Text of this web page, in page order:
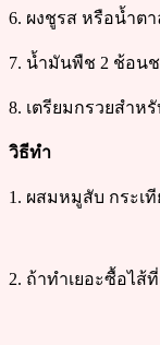
6. ผงชูรส หรือน้ำตา
7. น้ำมันพืช 2 ช้อน
8. เตรียมกรวยสำห
วิธีทำ
1. ผสมหมูสับ กระเ
2. ถ้าทำเยอะซื้อไส้